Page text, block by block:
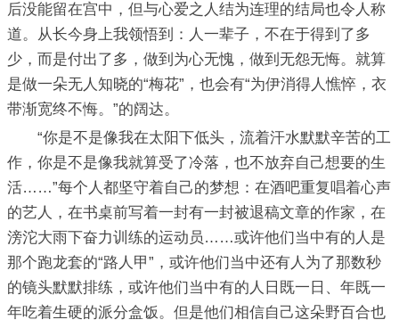
后没能留在宫中，但与心爱之人结为连理的结局也令人称
道。从长今身上我领悟到：人一辈子，不在于得到了多
少，而是付出了多，做到为心无愧，做到无怨无悔。就算
是做一朵无人知晓的“梅花”，也会有“为伊消得人憔悴，衣
带渐宽终不悔。”的阔达。
“你是不是像我在太阳下低头，流着汗水默默辛苦的工
作，你是不是像我就算受了冷落，也不放弃自己想要的生
活……”每个人都坚守着自己的梦想：在酒吧重复唱着心声
的艺人，在书桌前写着一封有一封被退稿文章的作家，在
滂沱大雨下奋力训练的运动员……或许他们当中有的人是
那个跑龙套的“路人甲”，或许他们当中还有人为了那数秒
的镜头默默排练，或许他们当中有的人日既一日、年既一
年吃着生硬的派分盒饭。但是他们相信自己这朵野百合也